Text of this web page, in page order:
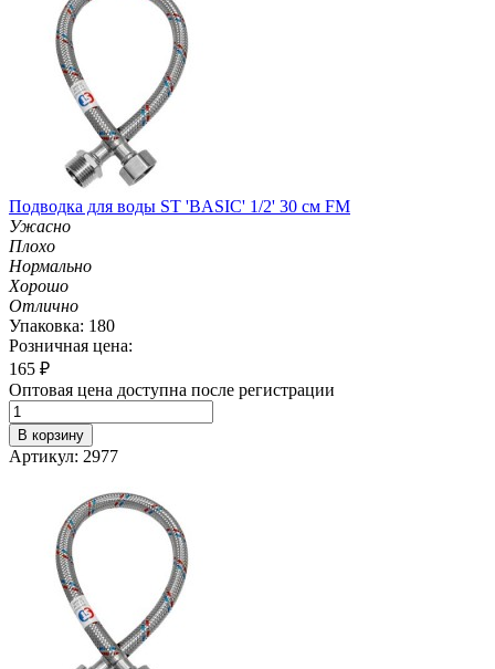
Подводка для воды ST 'BASIC' 1/2' 30 см FM
Ужасно
Плохо
Нормально
Хорошо
Отлично
Упаковка: 180
Розничная цена:
165 ₽
Оптовая цена доступна после регистрации
В корзину
Артикул: 2977